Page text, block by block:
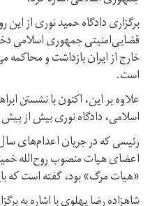
برگزاری دادگاه حمید نوری از این
خارج از ایران بازداشت و محاکمه
است.
علاوه بر این، اکنون با نشستن
اسلامی، دادگاه نوری بیش از
اعضای هیات منصوب روح‌الله
«هیات مرگ» بود، گفته است که